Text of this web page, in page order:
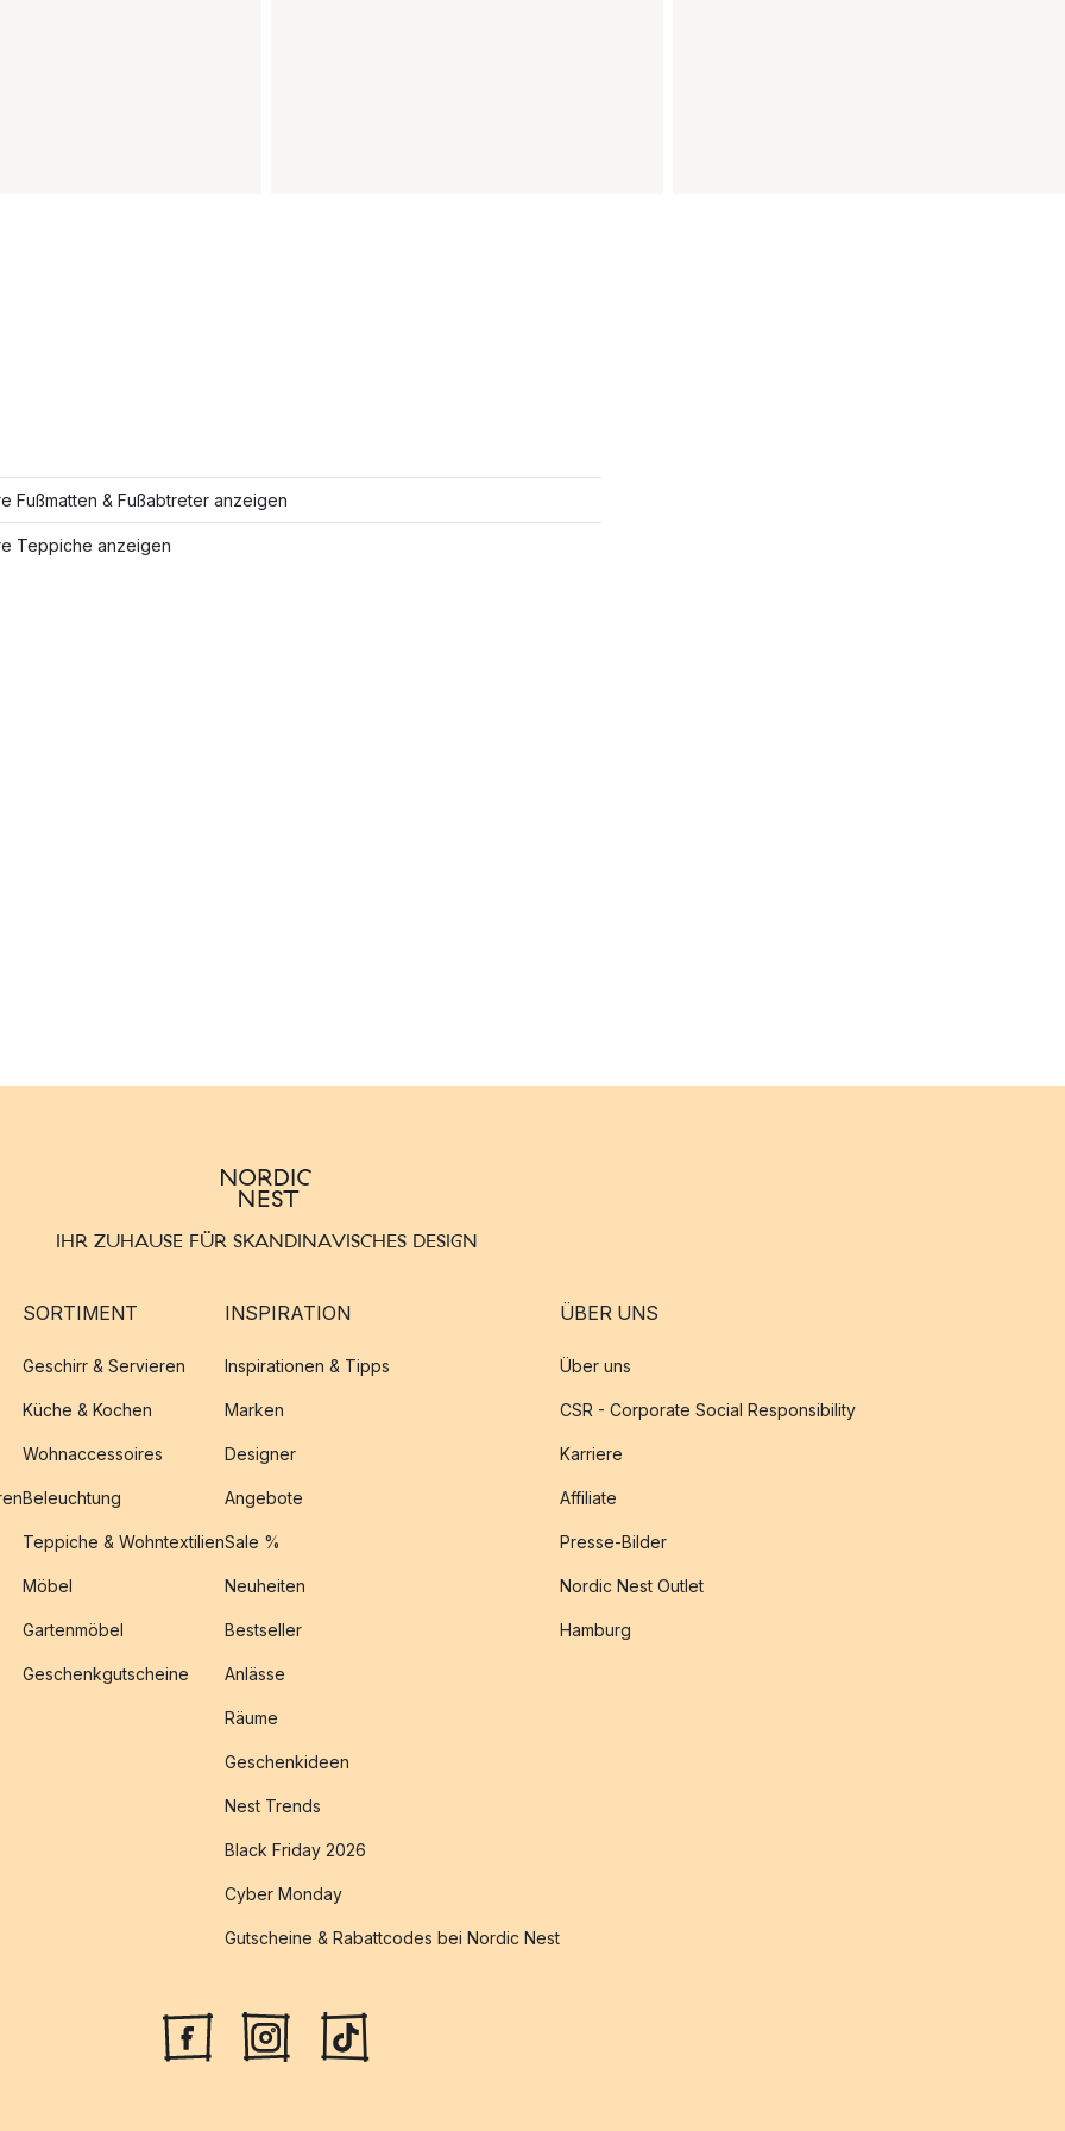
Fußmatten & Fußabtreter anzeigen
Teppiche anzeigen
IHR ZUHAUSE FÜR SKANDINAVISCHES DESIGN
SORTIMENT
Geschirr & Servieren
Küche & Kochen
Wohnaccessoires
Beleuchtung
Teppiche & Wohntextilien
Möbel
Gartenmöbel
Geschenkgutscheine
INSPIRATION
Inspirationen & Tipps
Marken
Designer
Angebote
Sale %
Neuheiten
Bestseller
Anlässe
Räume
Geschenkideen
Nest Trends
Black Friday 2026
Cyber Monday
Gutscheine & Rabattcodes bei Nordic Nest
ÜBER UNS
Über uns
CSR - Corporate Social Responsibility
Karriere
Affiliate
Presse-Bilder
Nordic Nest Outlet
Hamburg